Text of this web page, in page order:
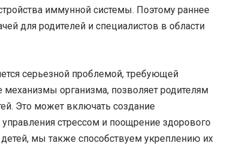
иммунной системы. Поэтому раннее
для родителей и специалистов в области
серьезной проблемой, требующей
организма, позволяет родителям
Это может включать создание
стрессом и поощрение здорового
мы также способствуем укреплению их